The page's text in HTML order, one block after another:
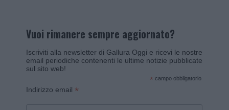
Vuoi rimanere sempre aggiornato?
Iscriviti alla newsletter di Gallura Oggi e ricevi le nostre
email periodiche contenenti le ultime notizie pubblicate
sul sito web!
* campo obbligatorio
Indirizzo email *